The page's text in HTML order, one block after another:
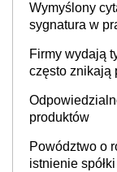
Wymyślony
sygnatura w
Firmy wydają
często znikają
produktów
Powództwo o
istnienie